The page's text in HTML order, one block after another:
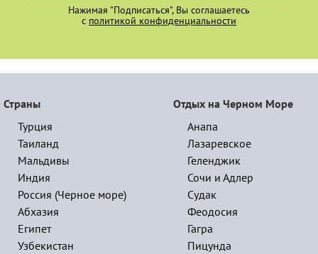
Нажимая "Подписаться", Вы соглашаетесь
с политикой конфиденциальности
Страны
Турция
Таиланд
Мальдивы
Индия
Россия (Черное море)
Абхазия
Египет
Узбекистан
Отдых на Черном Море
Анапа
Лазаревское
Геленджик
Сочи и Адлер
Судак
Феодосия
Гагра
Пицунда